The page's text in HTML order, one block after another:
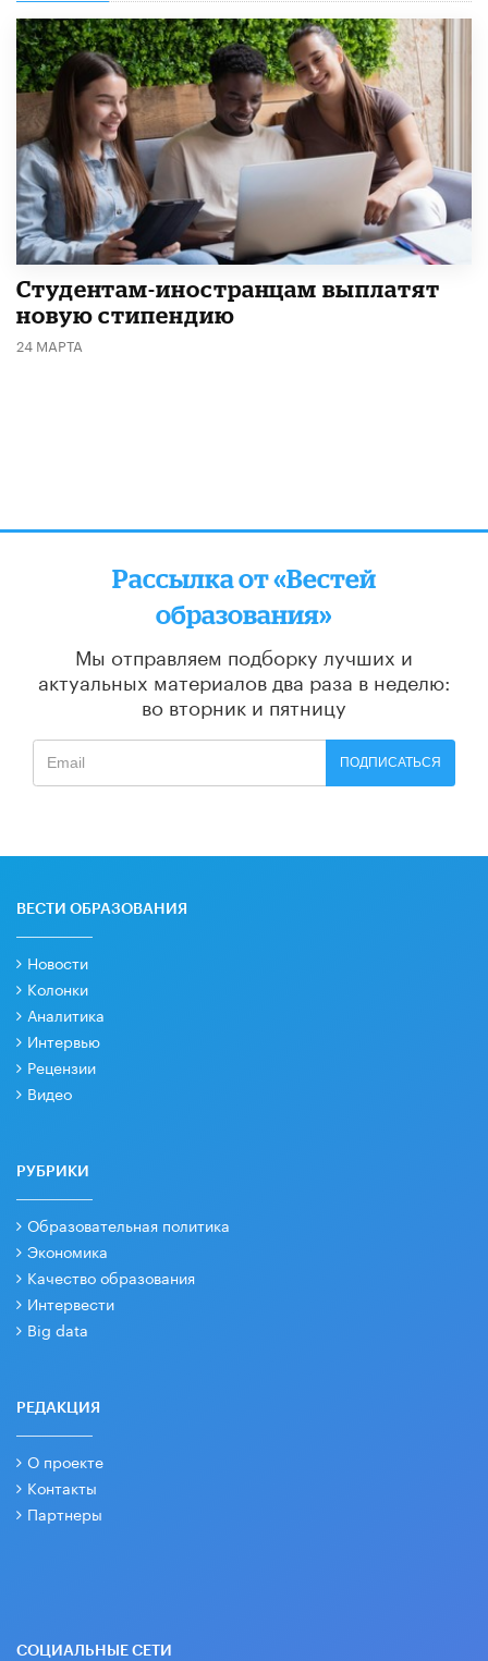
Студентам-иностранцам выплатят
новую стипендию
24 МАРТА
Рассылка от «Вестей
образования»
Мы отправляем подборку лучших и
актуальных материалов два раза в неделю:
во вторник и пятницу
ПОДПИСАТЬСЯ
ВЕСТИ ОБРАЗОВАНИЯ
Новости
Колонки
Аналитика
Интервью
Рецензии
Видео
РУБРИКИ
Образовательная политика
Экономика
Качество образования
Интервести
Big data
РЕДАКЦИЯ
О проекте
Контакты
Партнеры
СОЦИАЛЬНЫЕ СЕТИ